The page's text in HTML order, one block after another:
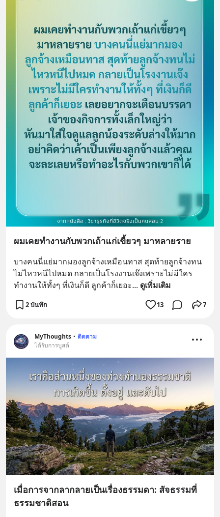
ผมเคยทำงานกับพวกเถ้าแก่เขี้ยวๆ มาหลายราย
บางคนนี่แย่มากมองลูกจ้างเหมือนทาส สุดท้ายลูกจ้างทน
ไม่ไหวหนีไปหมด กลายเป็นโรงงานเจ๊งเพราะไม่มีใคร
ทำงานให้ทั้งๆ ที่เงินก็ดี ลูกค้าก็เยอะ... ดูเพิ่มเติม
2 บันทึก 13 7
MyThoughts • ติดตาม
ได้รับการบูสต์
เมื่อการจากลากลายเป็นเรื่องธรรมดา: สัจธรรมที่
ธรรมชาติสอน